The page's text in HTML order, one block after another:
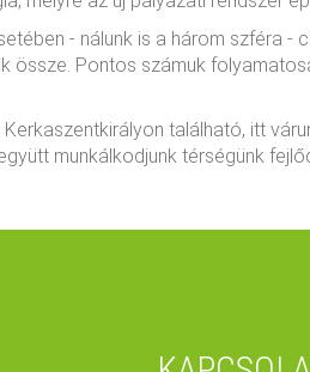
- nálunk is a három szféra -
össze. Pontos számuk
található, itt
munkálkodjunk térségünk